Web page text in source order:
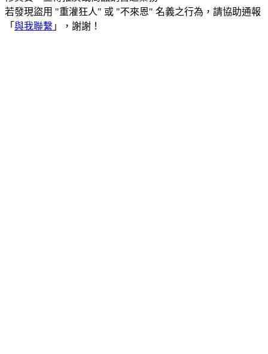
若發現盜用 "重灌狂人" 或 "不來恩" 名義之行為，請協助通報
「 與我聯繫 」，謝謝！